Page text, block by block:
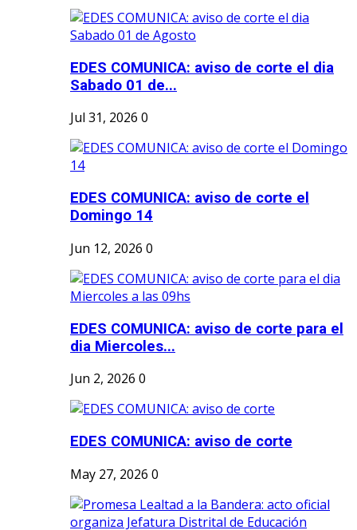
EDES COMUNICA: aviso de corte el dia
Sabado 01 de...
Jul 31, 2026 0
EDES COMUNICA: aviso de corte el
Domingo 14
Jun 12, 2026 0
EDES COMUNICA: aviso de corte para el
dia Miercoles...
Jun 2, 2026 0
EDES COMUNICA: aviso de corte
May 27, 2026 0